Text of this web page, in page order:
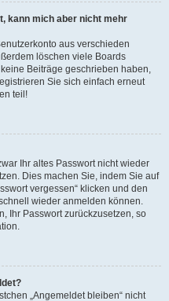
kann mich aber nicht mehr
aus verschieden
löschen viele Boards
Beiträge geschrieben haben,
Sie sich einfach erneut
teil!
Ihr altes Passwort nicht wieder
Dies machen Sie, indem Sie auf
vergessen“ klicken und den
wieder anmelden können.
Ihr Passwort zurückzusetzen, so
„Angemeldet bleiben“ nicht